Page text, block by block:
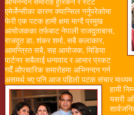
अभिनन्दन समारोह हुरिकेन र स्टेट
एमेर्जेन्सीका कारण क्यान्सिल गर्नुपरेकोमा
फेरी एक पटक हामी क्षमा माग्दै प्रमुख
आयोजकका तर्फबाट नेपाली राजदुताबास,
राजदुत डा. शंकर शर्मा, सबै कलाकार,
आमन्त्रित सबै, सह आयोजक, मिडिया
पार्टनर सबैलाई धन्यवाद र आभार प्रकट
गर्दै औपचारिक समारोहमा अभिनन्दन गर्न
असमर्थ भए पनि आज पहिलो पटक संचार माध्यम
हामी
यसरी